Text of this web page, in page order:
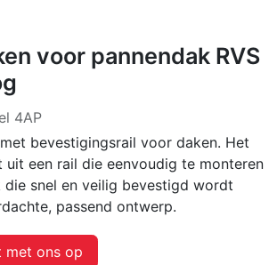
voor pannendak RVS
4AP
bevestigingsrail voor daken. Het
uit een rail die eenvoudig te monteren
die snel en veilig bevestigd wordt
passend ontwerp.
met ons op